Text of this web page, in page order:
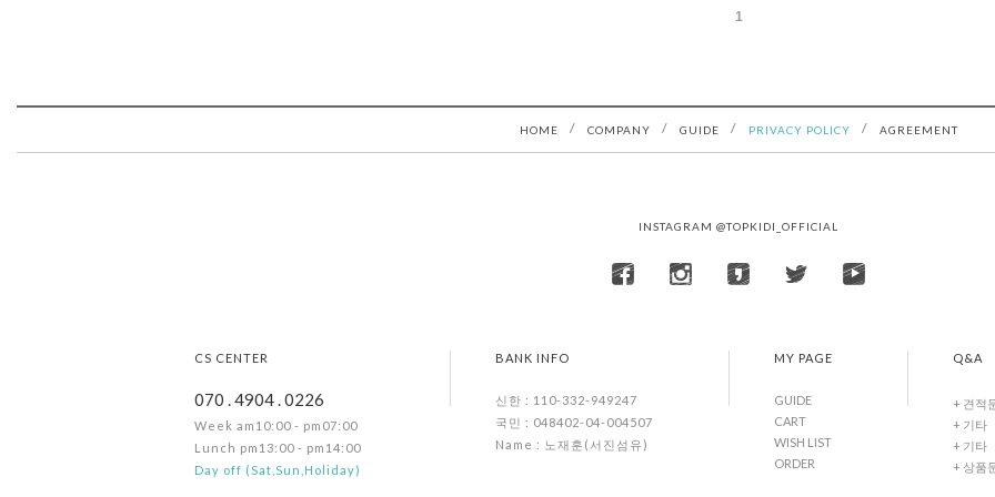
1
HOME / COMPANY / GUIDE / PRIVACY POLICY / AGREEMENT
INSTAGRAM @TOPKIDI_OFFICIAL
CS CENTER
070 . 4904 . 0226
Week am10:00 - pm07:00
Lunch pm13:00 - pm14:00
Day off (Sat,Sun,Holiday)
BANK INFO
신한 : 110-332-949247
국민 : 048402-04-004507
Name : 노재훈(서진섬유)
MY PAGE
GUIDE
CART
WISH LIST
ORDER
Q&A
+ 견적
+ 기타
+ 기타
+ 상품